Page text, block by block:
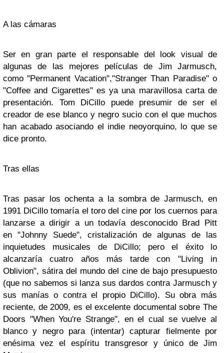
A las cámaras
Ser en gran parte el responsable del look visual de
algunas de las mejores películas de Jim Jarmusch,
como "Permanent Vacation","Stranger Than Paradise" o
"Coffee and Cigarettes" es ya una maravillosa carta de
presentación. Tom DiCillo puede presumir de ser el
creador de ese blanco y negro sucio con el que muchos
han acabado asociando el indie neoyorquino, lo que se
dice pronto.
Tras ellas
Tras pasar los ochenta a la sombra de Jarmusch, en
1991 DiCillo tomaría el toro del cine por los cuernos para
lanzarse a dirigir a un todavía desconocido Brad Pitt
en "Johnny Suede", cristalización de algunas de las
inquietudes musicales de DiCillo; pero el éxito lo
alcanzaría cuatro años más tarde con "Living in
Oblivion", sátira del mundo del cine de bajo presupuesto
(que no sabemos si lanza sus dardos contra Jarmusch y
sus manías o contra el propio DiCillo). Su obra más
reciente, de 2009, es el excelente documental sobre The
Doors "When You're Strange", en el cual se vuelve al
blanco y negro para (intentar) capturar fielmente por
enésima vez el espíritu transgresor y único deJim